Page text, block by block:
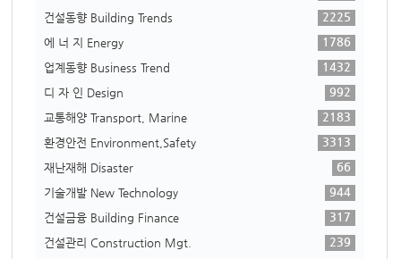
건설동향 Building Trends
2225
에 너 지 Energy
1786
업계동향 Business Trend
1432
디 자 인 Design
992
교통해양 Transport, Marine
2183
환경안전 Environment,Safety
3313
재난재해 Disaster
66
기술개발 New Technology
944
건설금융 Building Finance
317
건설관리 Construction Mgt.
239